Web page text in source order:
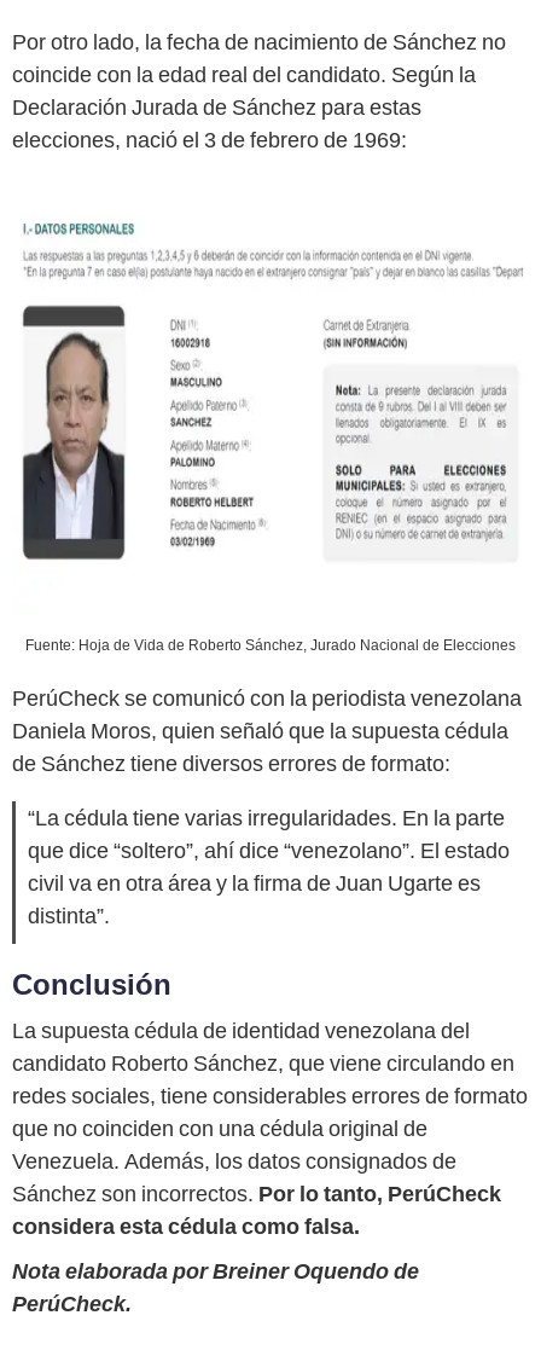
Por otro lado, la fecha de nacimiento de Sánchez no
coincide con la edad real del candidato. Según la
Declaración Jurada de Sánchez para estas
elecciones, nació el 3 de febrero de 1969:
Fuente: Hoja de Vida de Roberto Sánchez, Jurado Nacional de Elecciones
PerúCheck se comunicó con la periodista venezolana
Daniela Moros, quien señaló que la supuesta cédula
de Sánchez tiene diversos errores de formato:
“La cédula tiene varias irregularidades. En la parte
que dice “soltero”, ahí dice “venezolano”. El estado
civil va en otra área y la firma de Juan Ugarte es
distinta”.
Conclusión
La supuesta cédula de identidad venezolana del
candidato Roberto Sánchez, que viene circulando en
redes sociales, tiene considerables errores de formato
que no coinciden con una cédula original de
Venezuela. Además, los datos consignados de
Sánchez son incorrectos. Por lo tanto, PerúCheck
considera esta cédula como falsa.
Nota elaborada por Breiner Oquendo de
PerúCheck.